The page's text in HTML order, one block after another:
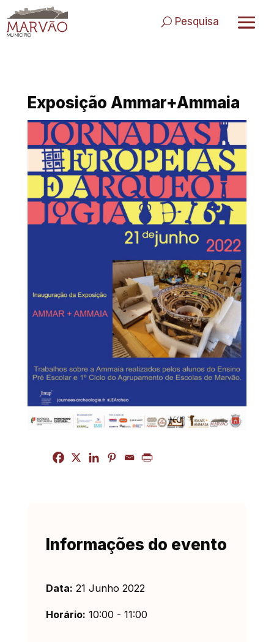
to
content
Pesquisa
Exposição Ammar+Ammaia
Informações do evento
Data: 21 Junho 2022
Horário: 10:00 - 11:00